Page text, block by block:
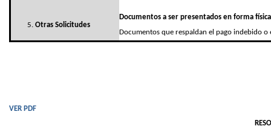
Otras Solicitudes
Documentos a ser presentados en forma física
Documentos que respaldan el pago indebido o
VER PDF